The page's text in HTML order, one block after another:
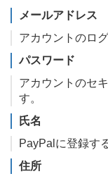
メールアドレス
アカウントのロ
パスワード
アカウントのセ
す。
氏名
PayPalに登録す
住所